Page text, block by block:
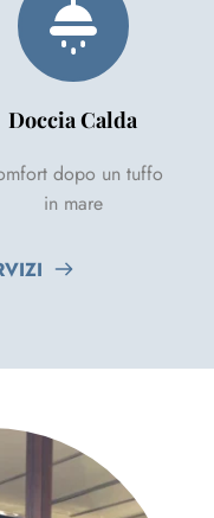
Doccia Calda
dopo un tuffo
in mare